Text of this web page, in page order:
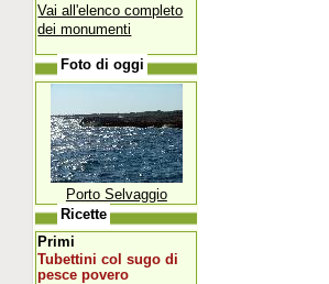
Vai all'elenco completo
dei monumenti
Foto di oggi
Porto Selvaggio
Ricette
Primi
Tubettini col sugo di
pesce povero